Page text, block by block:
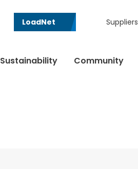
LoadNet Suppliers
Sustainability Community